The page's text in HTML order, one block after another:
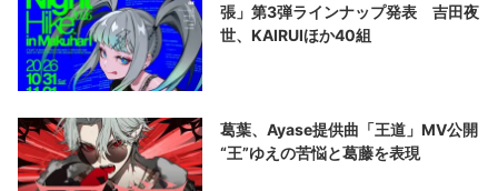
張」第3弾ラインナップ発表 吉田夜
世、KAIRUIほか40組
葛葉、Ayase提供曲「王道」MV公開
“王”ゆえの苦悩と葛藤を表現